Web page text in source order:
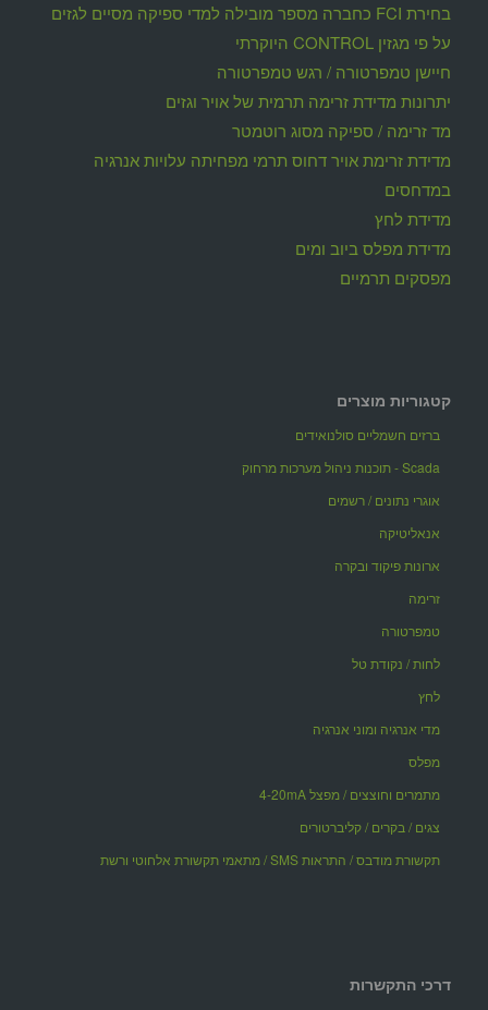
בחירת FCI כחברה מספר מובילה למדי ספיקה מסיים לגזים
על פי מגזין CONTROL היוקרתי
חיישן טמפרטורה / רגש טמפרטורה
יתרונות מדידת זרימה תרמית של אויר וגזים
מד זרימה / ספיקה מסוג רוטמטר
מדידת זרימת אויר דחוס תרמי מפחיתה עלויות אנרגיה
במדחסים
מדידת לחץ
מדידת מפלס ביוב ומים
מפסקים תרמיים
קטגוריות מוצרים
ברזים חשמליים סולנואידים
Scada - תוכנות ניהול מערכות מרחוק
אוגרי נתונים / רשמים
אנאליטיקה
ארונות פיקוד ובקרה
זרימה
טמפרטורה
לחות / נקודת טל
לחץ
מדי אנרגיה ומוני אנרגיה
מפלס
מתמרים וחוצצים / מפצל 4-20mA
צגים / בקרים / קליברטורים
תקשורת מודבס / התראות SMS / מתאמי תקשורת אלחוטי ורשת
דרכי התקשרות